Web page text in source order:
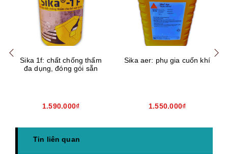
Sika 1f: chất chống thấm
đa dụng, đóng gói sẵn
1.590.000₫
Sika aer: phụ gia cuốn khí
1.550.000₫
Tin liên quan